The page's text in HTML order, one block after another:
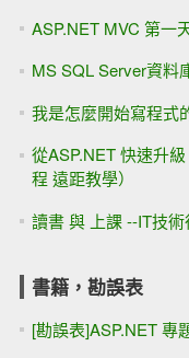
ASP.NET MVC 第一
MS SQL Server資料
我是怎麼開始寫程式
從ASP.NET 快速升
程 遠距教學）
讀書 與 上課 --IT技
書籍，勘誤表
[勘誤表]ASP.NET 專